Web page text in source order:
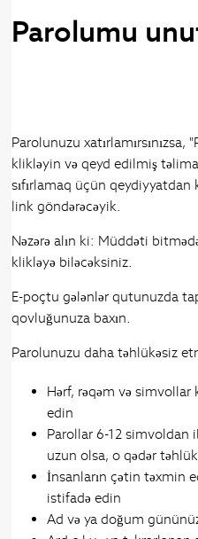
Parolumu
Parolunuzu
klikləyin və qeyd edilmiş
sıfırlamaq üçün qeydiyyatdan
link göndərəcəyik.
Nəzərə alın ki: Müddəti
klikləyə biləcəksiniz.
E-poçtu gələnlər qutunuzda
qovluğunuza baxın.
Parolunuzu daha təhlükəsiz
Hərf, rəqəm və simvollar
edin
Parollar 6-12 simvoldan
uzun olsa, o qədər
İnsanların çətin təxmin
istifadə edin
Ad və ya doğum